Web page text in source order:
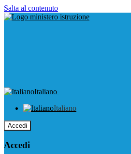
Salta al contenuto
Italiano
Italiano
Accedi
Accedi